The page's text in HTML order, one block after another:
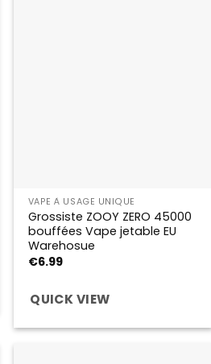
VAPE À USAGE UNIQUE
Grossiste ZOOY ZERO 45000
bouffées Vape jetable EU
Warehosue
€6.99
QUICK VIEW